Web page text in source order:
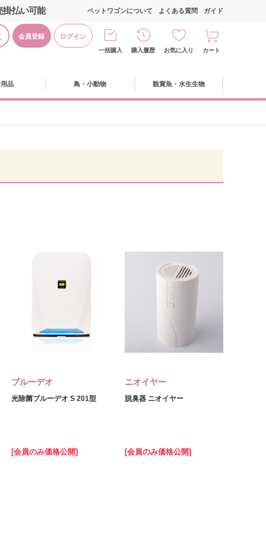
掛払い可能
会員登録 ログイン
ペットワゴンについて よくある質問 ガイド
一括購入 購入履歴 お気に入り カート
品 鳥・小動物 観賞魚・水生生物
ブルーデオ
光除菌ブルーデオ S 201型
[会員のみ価格公開]
ニオイヤー
脱臭器 ニオイヤー
[会員のみ価格公開]